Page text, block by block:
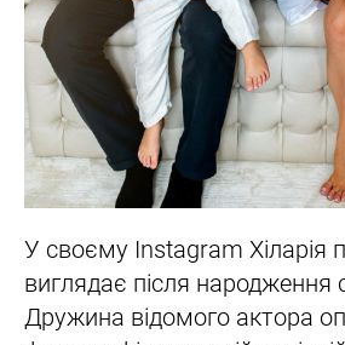
У своєму Instagram Хіларія
виглядає після народження
Дружина відомого актора